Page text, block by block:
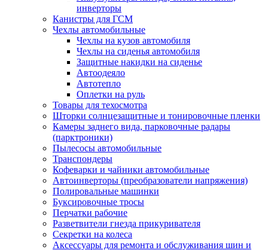
инверторы
Канистры для ГСМ
Чехлы автомобильные
Чехлы на кузов автомобиля
Чехлы на сиденья автомобиля
Защитные накидки на сиденье
Автоодеяло
Автотепло
Оплетки на руль
Товары для техосмотра
Шторки солнцезащитные и тонировочные пленки
Камеры заднего вида, парковочные радары
(парктроники)
Пылесосы автомобильные
Транспондеры
Кофеварки и чайники автомобильные
Автоинверторы (преобразователи напряжения)
Полировальные машинки
Буксировочные тросы
Перчатки рабочие
Разветвители гнезда прикуривателя
Секретки на колеса
Аксессуары для ремонта и обслуживания ‎шин и